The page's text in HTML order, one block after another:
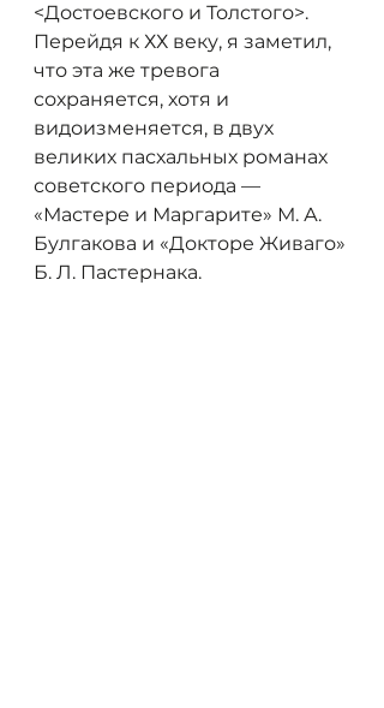
<Достоевского и Толстого>.
Перейдя к ХХ веку, я заметил,
что эта же тревога
сохраняется, хотя и
видоизменяется, в двух
великих пасхальных романах
советского периода —
«Мастере и Маргарите» М. А.
Булгакова и «Докторе Живаго»
Б. Л. Пастернака.